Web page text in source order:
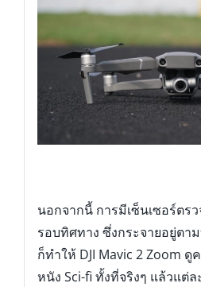
นอกจากนี้ การมีเซ็นเซอร์ตร
รอบทิศทาง ซึ่งกระจายอยู่ตา
ก็ทำให้ DJI Mavic 2 Zoom ดู
หนัง Sci-fi ทั้งที่จริงๆ แล้วแต่